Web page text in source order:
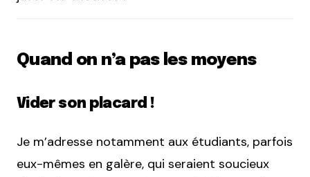
Quand on n’a pas les moyens
Vider son placard !
Je m’adresse notamment aux étudiants, parfois
eux-mêmes en galère, qui seraient soucieux